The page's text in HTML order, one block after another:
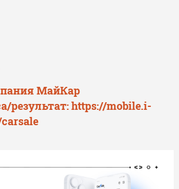
МайКар
результат:https://mobile.i-